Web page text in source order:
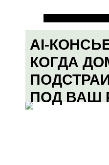
AI-
КОГДА
ПОД ВАШ